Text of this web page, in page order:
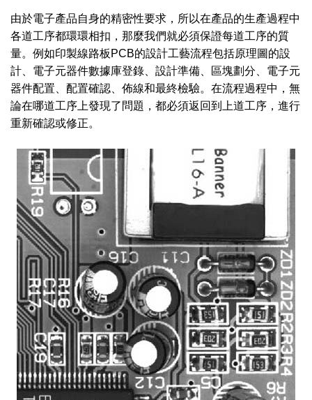
由於電子產品自身的精密性要求，所以在產品的生產過程中
各道工序都環環相扣，那麼我們就必須保證每道工序的質
量。例如印製線路板PCB的設計工藝流程包括原理圖的設
計、電子元器件數據庫登錄、設計準備、區塊劃分、電子元
器件配置、配置確認、佈線和最終檢驗。在流程過程中，無
論在哪道工序上發現了問題，都必須返回到上道工序，進行
重新確認或修正。